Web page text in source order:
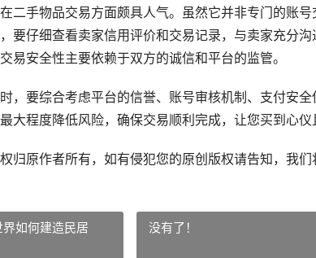
二手物品交易方面颇具人气。虽然它并非专门的账号
要仔细查看卖家信用评价和交易记录，与卖家充分
易安全性主要依赖于双方的诚信和平台的监管。
，要综合考虑平台的信誉、账号审核机制、支付安
大程度降低风险，确保交易顺利完成，让您买到心仪
归原作者所有，如有侵犯您的原创版权请告知，我们
如何建造民居 没有了！